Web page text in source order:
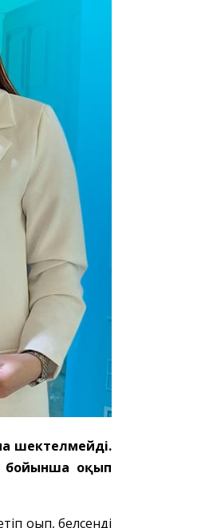
шектелмейді.
бойынша оқып
оқып, белсенді